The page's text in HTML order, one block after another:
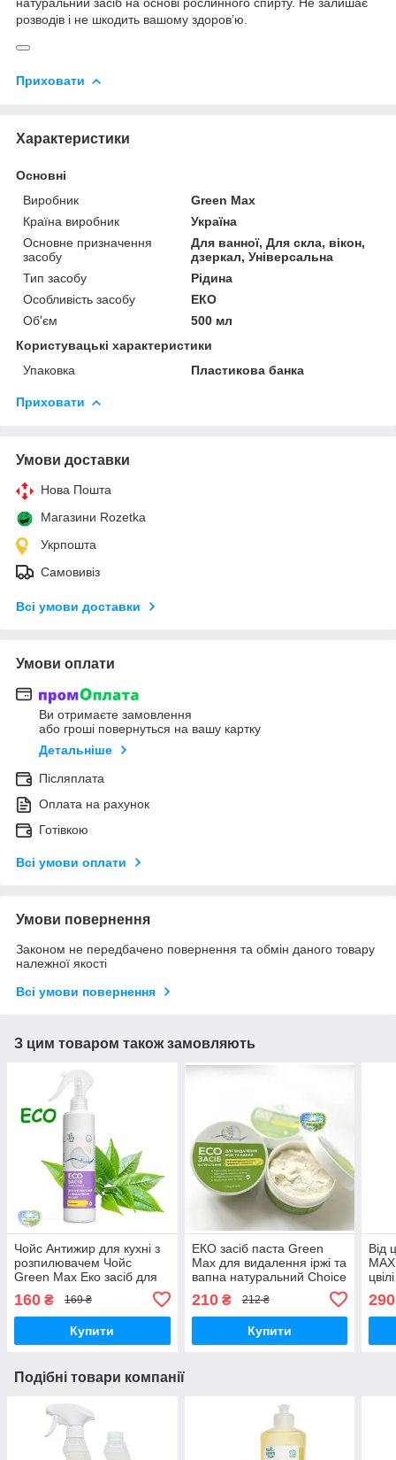
розводів і не шкодить вашому здоров’ю.
Приховати
Характеристики
Основні
Виробник
Green Max
Країна виробник
Україна
Основне призначення
засобу
Для ванної, Для скла, вікон,
дзеркал, Універсальна
Тип засобу
Рідина
Особливість засобу
ЕКО
Об'єм
500 мл
Користувацькі характеристики
Упаковка
Пластикова банка
Приховати
Умови доставки
Нова Пошта
Магазини Rozetka
Укрпошта
Самовивіз
Всі умови доставки
Умови оплати
Ви отримаєте замовлення
або гроші повернуться на вашу картку
Детальніше
Післяплата
Оплата на рахунок
Готівкою
Всі умови оплати
Умови повернення
Законом не передбачено повернення та обмін даного товару
належної якості
Всі умови повернення
З цим товаром також замовляють
Чойс Антижир для кухні з
розпилювачем Чойс
Green Max Еко засіб для
знежирення та видалення
нагару
160 ₴ 169 ₴
Купити
EКО засіб паста Green
Max для видалення іржі та
вапна натуральний Choice
210₴ 212 ₴
Купити
Від
290
Подібні товари компанії